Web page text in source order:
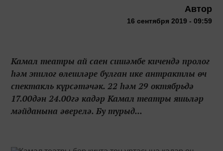
Автор
16 сентября 2019 - 09:59
Камал театры ай саен сишәмбе кичендә пролог
һәм эпилог өлешләре булган ике антрактлы өч
спектакль күрсәтәчәк. 22 һәм 29 октябрьдә
17.00дән 24.00гә кадәр Камал театры яшьләр
мәйданына әверелә. Бу турыд...